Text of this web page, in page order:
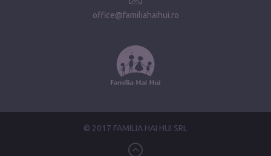
office@familiahaihui.ro
© 2017 FAMILIA HAI HUI SRL